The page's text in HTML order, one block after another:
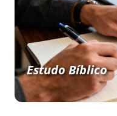
Estudo Bíblico